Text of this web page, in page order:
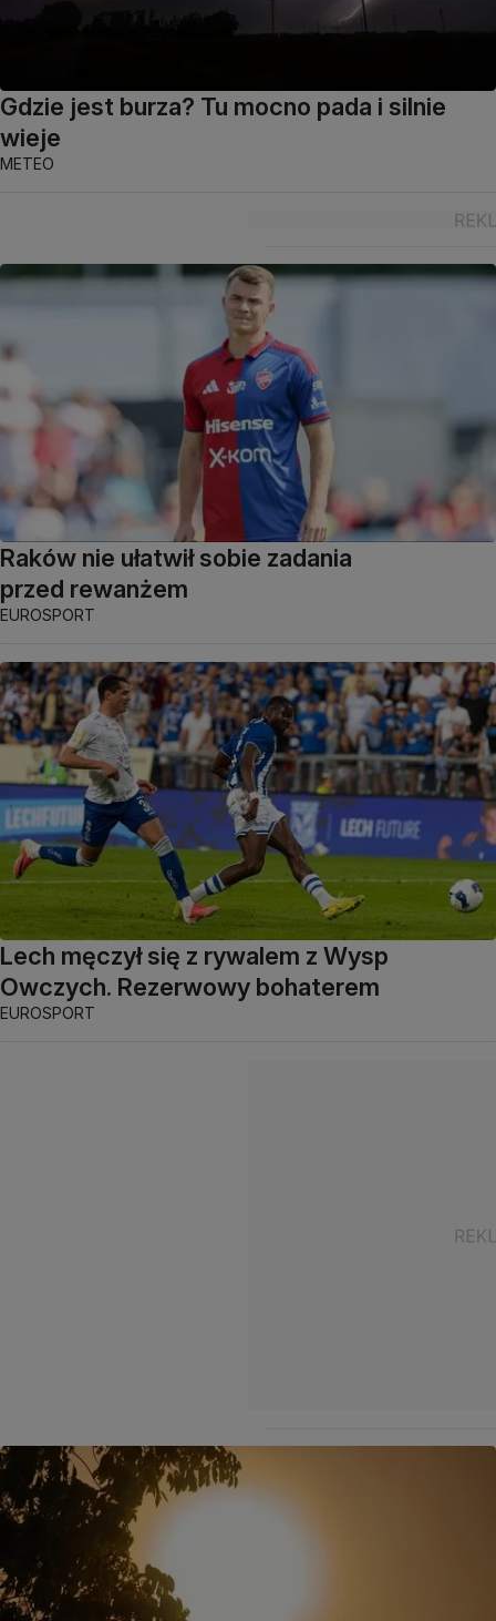
Gdzie jest burza? Tu mocno pada i silnie
wieje
METEO
Raków nie ułatwił sobie zadania
przed rewanżem
EUROSPORT
Lech męczył się z rywalem z Wysp
Owczych. Rezerwowy bohaterem
EUROSPORT